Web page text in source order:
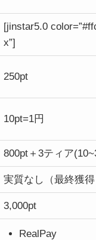
[jinstar5.0
x”]
250pt
10pt=1円
800pt＋3ティア
実質なし（最終獲得
3,000pt
RealPay